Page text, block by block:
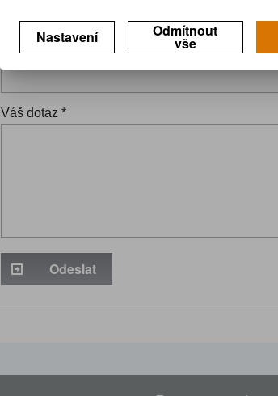
Váš email *
Váš dotaz *
Odeslat
Nastavení Odmítnout
vše